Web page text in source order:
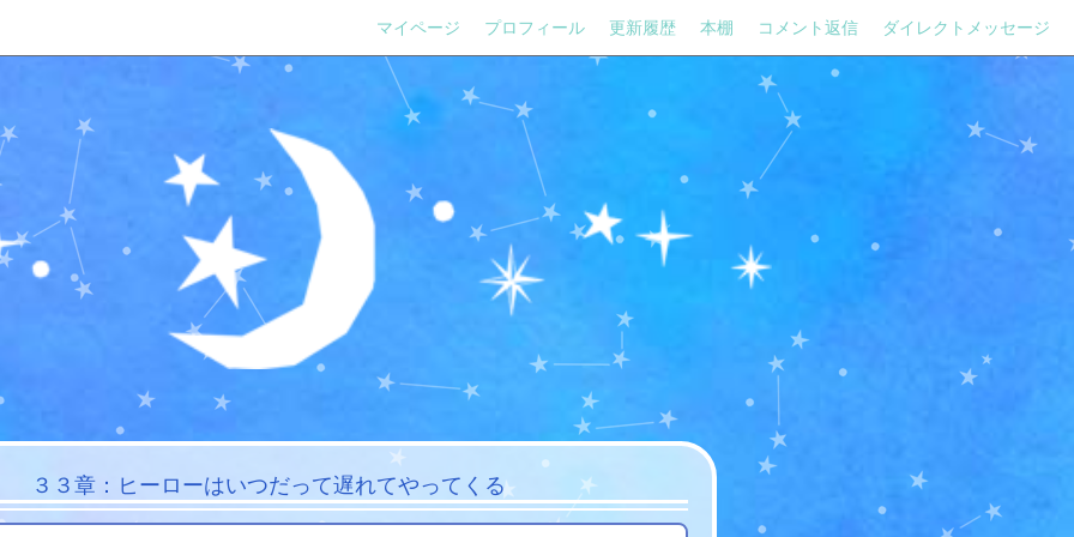
マイページ プロフィール 更新履歴 本棚 コメント返信 ダイレクトメッセージ
３３章：ヒーローはいつだって遅れてやってくる